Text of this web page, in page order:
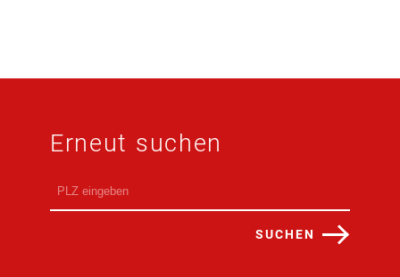
Erneut suchen
SUCHEN